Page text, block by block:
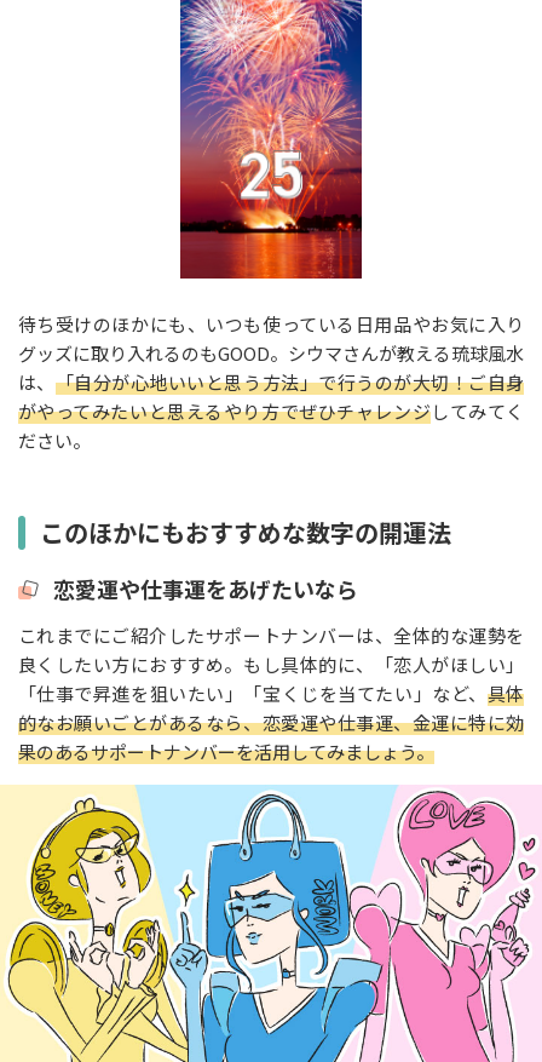
待ち受けのほかにも、いつも使っている日用品やお気に入り
グッズに取り入れるのもGOOD。シウマさんが教える琉球風水
は、 「自分が心地いいと思う方法」で行うのが大切！ご自身
がやってみたいと思えるやり方でぜひチャレンジしてみてく
ださい。
このほかにもおすすめな数字の開運法
恋愛運や仕事運をあげたいなら
これまでにご紹介したサポートナンバーは、全体的な運勢を
良くしたい方におすすめ。もし具体的に、「恋人がほしい」
「仕事で昇進を狙いたい」「宝くじを当てたい」など、 具体
的なお願いごとがあるなら、恋愛運や仕事運、金運に特に効
果のあるサポートナンバーを活用してみましょう。